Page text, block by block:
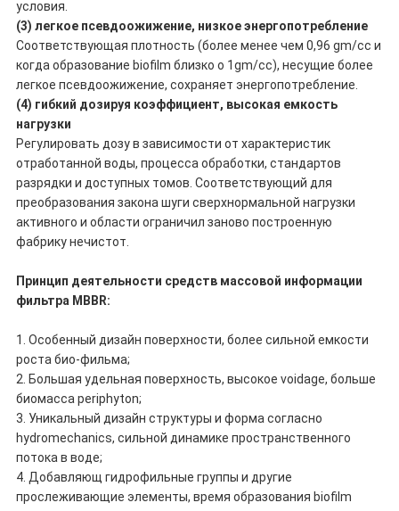
условия.
(3) легкое псевдоожижение, низкое энергопотребление
Соответствующая плотность (более менее чем 0,96 gm/cc и
когда образование biofilm близко о 1gm/cc), несущие более
легкое псевдоожижение, сохраняет энергопотребление.
(4) гибкий дозируя коэффициент, высокая емкость
нагрузки
Регулировать дозу в зависимости от характеристик
отработанной воды, процесса обработки, стандартов
разрядки и доступных томов. Соответствующий для
преобразования закона шуги сверхнормальной нагрузки
активного и области ограничил заново построенную
фабрику нечистот.
Принцип деятельности средств массовой информации
фильтра MBBR:
1. Особенный дизайн поверхности, более сильной емкости
роста био-фильма;
2. Большая удельная поверхность, высокое voidage, больше
биомасса periphyton;
3. Уникальный дизайн структуры и форма согласно
hydromechanics, сильной динамике пространственного
потока в воде;
4. Добавляющ гидрофильные группы и другие
прослеживающие элементы, время образования biofilm